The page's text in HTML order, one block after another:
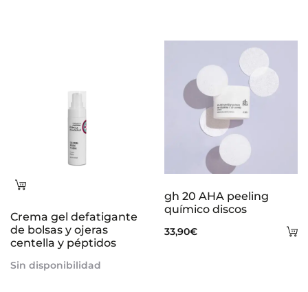
Leer
Crema gel defatigante
de bolsas y ojeras
centella y péptidos
Sin disponibilidad
gh 20 AHA peeling
químico discos
33,90€